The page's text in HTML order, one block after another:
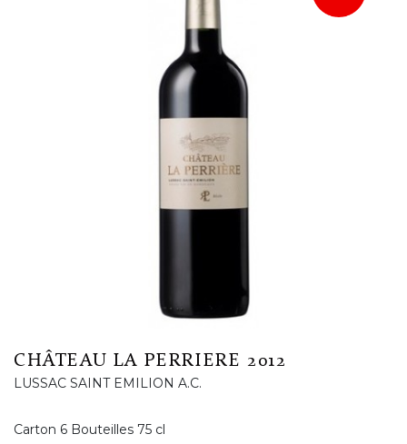
CHÂTEAU LA PERRIERE 2012
LUSSAC SAINT EMILION A.C.
Carton 6 Bouteilles 75 cl